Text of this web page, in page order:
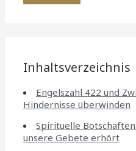
Inhaltsverzeichnis
Engelszahl 422 und
Hindernisse überwinden
Spirituelle
unsere Gebete erhört